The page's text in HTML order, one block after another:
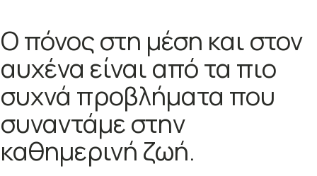
Ο πόνος στη μέση και στον
αυχένα είναι από τα πιο
συχνά προβλήματα που
συναντάμε στην
καθημερινή ζωή.